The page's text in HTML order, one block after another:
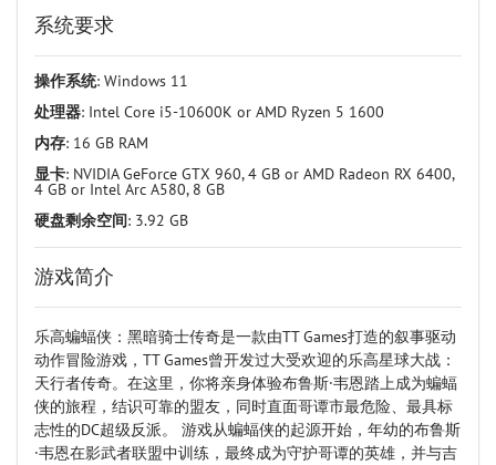
系统要求
操作系统: Windows 11
处理器: Intel Core i5-10600K or AMD Ryzen 5 1600
内存: 16 GB RAM
显卡: NVIDIA GeForce GTX 960, 4 GB or AMD Radeon RX 6400,
4 GB or Intel Arc A580, 8 GB
硬盘剩余空间: 3.92 GB
游戏简介
乐高蝙蝠侠：黑暗骑士传奇是一款由TT Games打造的叙事驱动
动作冒险游戏，TT Games曾开发过大受欢迎的乐高星球大战：
天行者传奇。在这里，你将亲身体验布鲁斯·韦恩踏上成为蝙蝠
侠的旅程，结识可靠的盟友，同时直面哥谭市最危险、最具标
志性的DC超级反派。 游戏从蝙蝠侠的起源开始，年幼的布鲁斯
·韦恩在影武者联盟中训练，最终成为守护哥谭的英雄，并与吉